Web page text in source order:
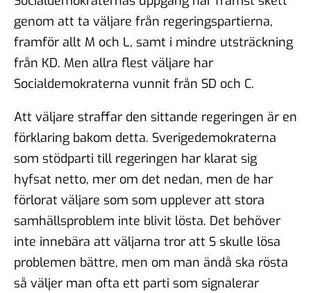
genom att ta väljare från regeringspartierna,
framför allt M och L, samt i mindre utsträckning
från KD. Men allra flest väljare har
Socialdemokraterna vunnit från SD och C.
Att väljare straffar den sittande regeringen är en
förklaring bakom detta. Sverigedemokraterna
som stödparti till regeringen har klarat sig
hyfsat netto, mer om det nedan, men de har
förlorat väljare som som upplever att stora
samhällsproblem inte blivit lösta. Det behöver
inte innebära att väljarna tror att S skulle lösa
problemen bättre, men om man ändå ska rösta
så väljer man ofta ett parti som signalerar